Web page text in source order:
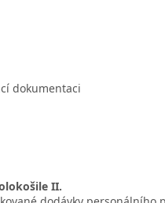
dokumentaci
II.